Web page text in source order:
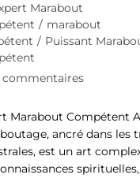
:
:
Marabout
/ marabout
/ Puissant
:
commentaires
Marabout Compétent
ancré dans les
est un art